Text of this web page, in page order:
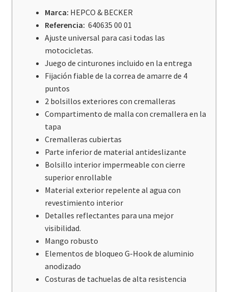
BECKER
cantidad
Marca: HEPCO & BECKER
Referencia: 640635 00 01
Ajuste universal para casi todas las
motocicletas.
Juego de cinturones incluido en la entrega
Fijación fiable de la correa de amarre de 4
puntos
2 bolsillos exteriores con cremalleras
Compartimento de malla con cremallera en la
tapa
Cremalleras cubiertas
Parte inferior de material antideslizante
Bolsillo interior impermeable con cierre
superior enrollable
Material exterior repelente al agua con
revestimiento interior
Detalles reflectantes para una mejor
visibilidad.
Mango robusto
Elementos de bloqueo G-Hook de aluminio
anodizado
Costuras de tachuelas de alta resistencia